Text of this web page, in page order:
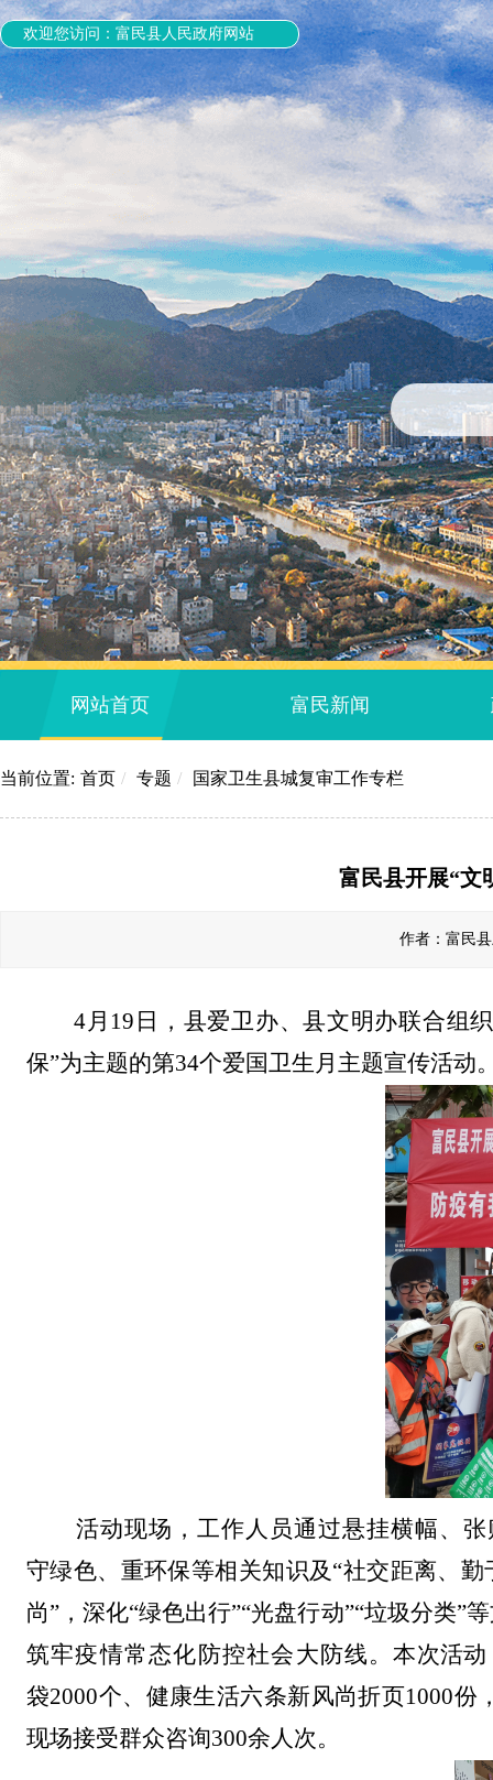
欢迎您访问：富民县人民政府网站
网站首页 富民新闻
当前位置: 首页 / 专题 / 国家卫生县城复审工作专栏
富民县开展“文
作者：富民
4月 19 日， 县爱卫办、县文明办联合组
保”为主题的第34个爱国卫生月主题宣传活动
活动现场，工作人员通过悬挂横幅、
守绿色、重环保等相关知识及 “社交距离、勤
尚” ，深化“绿色出行”“光盘行动”“垃圾分类”等
筑牢疫情常态化防控社会大防线。本次活动
袋2000个、 健康生活六条新风尚折页1000份
现场接受群众咨询300余人次。